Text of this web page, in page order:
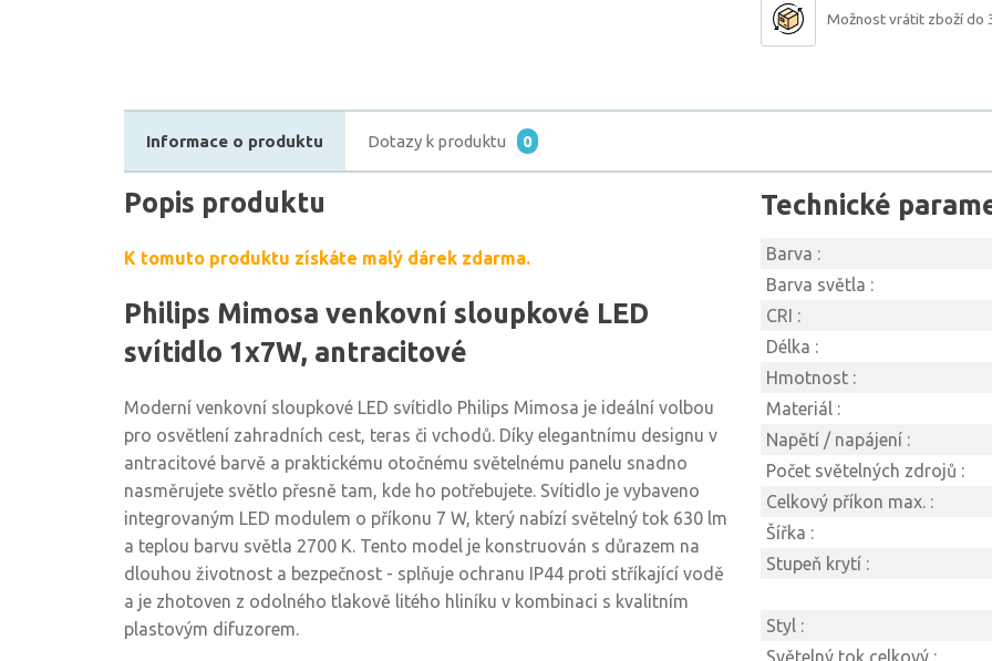
Možnost vrátit zboží do
Informace o produktu Dotazy k produktu 0
Popis produktu
K tomuto produktu získáte malý dárek zdarma.
Philips Mimosa venkovní sloupkové LED
svítidlo 1x7W, antracitové
Moderní venkovní sloupkové LED svítidlo Philips Mimosa je ideální volbou
pro osvětlení zahradních cest, teras či vchodů. Díky elegantnímu designu v
antracitové barvě a praktickému otočnému světelnému panelu snadno
nasměrujete světlo přesně tam, kde ho potřebujete. Svítidlo je vybaveno
integrovaným LED modulem o příkonu 7 W, který nabízí světelný tok 630 lm
a teplou barvu světla 2700 K. Tento model je konstruován s důrazem na
dlouhou životnost a bezpečnost - splňuje ochranu IP44 proti stříkající vodě
a je zhotoven z odolného tlakově litého hliníku v kombinaci s kvalitním
plastovým difuzorem.
Technické
Barva :
Barva světla :
CRI :
Délka :
Hmotnost :
Materiál :
Napětí / napájení :
Počet světelných zdrojů :
Celkový příkon max. :
Šířka :
Stupeň krytí :
Styl :
Světelný tok celkový :